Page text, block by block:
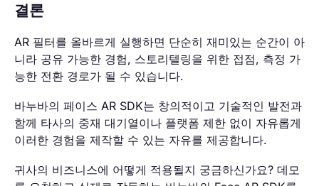
결론
AR 필터를 올바르게 실행하면 단순히 재미있는 순간이 아
니라 공유 가능한 경험, 스토리텔링을 위한 접점, 측정 가
능한 전환 경로가 될 수 있습니다.
바누바의 페이스 AR SDK는 창의적이고 기술적인 발전과
함께 타사의 중재 대기열이나 플랫폼 제한 없이 자유롭게
이러한 경험을 제작할 수 있는 자유를 제공합니다.
귀사의 비즈니스에 어떻게 적용될지 궁금하신가요? 데모